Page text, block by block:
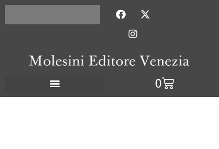
Pagamenti sicuri
con PayPal
0